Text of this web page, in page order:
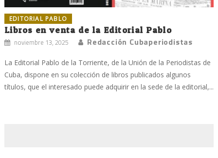
EDITORIAL PABLO
Libros en venta de la Editorial Pablo
noviembre 13, 2025 Redacción Cubaperiodistas
La Editorial Pablo de la Torriente, de la Unión de la Periodistas de
Cuba, dispone en su colección de libros publicados algunos
títulos, que el interesado puede adquirir en la sede de la editorial,...